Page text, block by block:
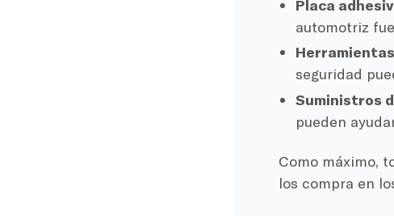
Placa
automotriz
seguridad
Suministros
pueden
Como máximo,
los compra en